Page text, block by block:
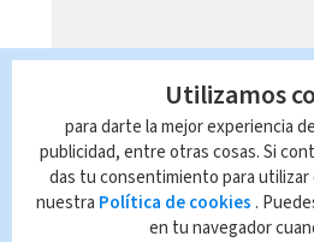
Utilizamos
para darte la mejor experiencia
publicidad, entre otras cosas. Si
das tu consentimiento para
nuestra Política de cookies .
en tu navegador